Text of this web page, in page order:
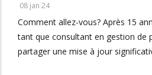
08 jan 24
Comment allez-vous? Après 15
tant que consultant en gestion de
partager une mise à jour